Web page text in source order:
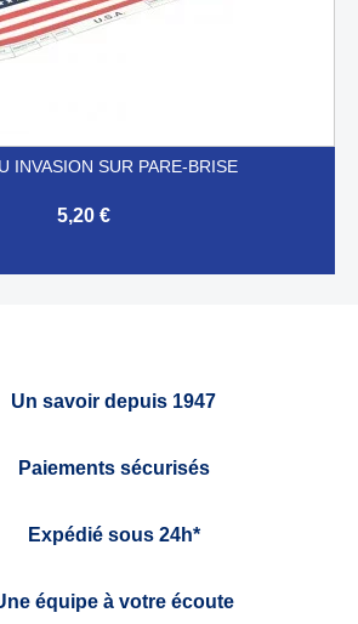
INVASION SUR PARE-BRISE
5,20 €
Un savoir depuis 1947
Paiements sécurisés
Expédié sous 24h*
équipe à votre écoute